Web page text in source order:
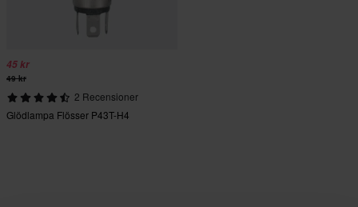
45 kr
49 kr
2 Recensioner
Glödlampa Flösser P43T-H4